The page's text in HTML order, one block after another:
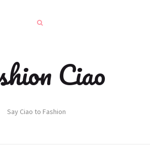
Ciao
Say Ciao to Fashion